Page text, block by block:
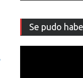
Se pudo